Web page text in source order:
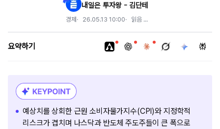
내일은 투자왕 - 김단테
경제 26.05.13 10:00 읽음 ...
요약하기
예상치를 상회한 근원 소비자물가지수(CPI)와 지정학적
리스크가 겹치며 나스닥과 반도체 주도주들이 큰 폭으로